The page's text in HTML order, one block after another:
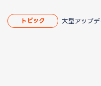
トピック 大型アップ